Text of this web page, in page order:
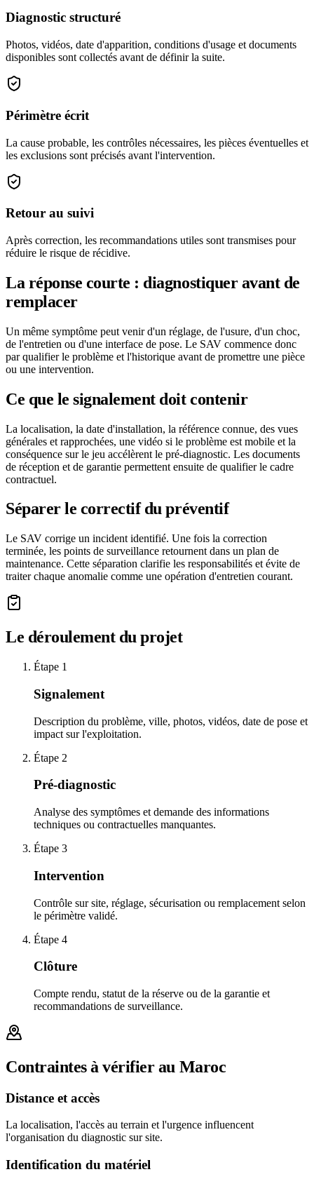
Diagnostic structuré
Photos, vidéos, date d'apparition, conditions d'usage et documents
disponibles sont collectés avant de définir la suite.
Périmètre écrit
La cause probable, les contrôles nécessaires, les pièces éventuelles et
les exclusions sont précisés avant l'intervention.
Retour au suivi
Après correction, les recommandations utiles sont transmises pour
réduire le risque de récidive.
La réponse courte : diagnostiquer avant de
remplacer
Un même symptôme peut venir d'un réglage, de l'usure, d'un choc,
de l'entretien ou d'une interface de pose. Le SAV commence donc
par qualifier le problème et l'historique avant de promettre une pièce
ou une intervention.
Ce que le signalement doit contenir
La localisation, la date d'installation, la référence connue, des vues
générales et rapprochées, une vidéo si le problème est mobile et la
conséquence sur le jeu accélèrent le pré-diagnostic. Les documents
de réception et de garantie permettent ensuite de qualifier le cadre
contractuel.
Séparer le correctif du préventif
Le SAV corrige un incident identifié. Une fois la correction
terminée, les points de surveillance retournent dans un plan de
maintenance. Cette séparation clarifie les responsabilités et évite de
traiter chaque anomalie comme une opération d'entretien courant.
Le déroulement du projet
Étape 1
Signalement
Description du problème, ville, photos, vidéos, date de pose et
impact sur l'exploitation.
Étape 2
Pré-diagnostic
Analyse des symptômes et demande des informations
techniques ou contractuelles manquantes.
Étape 3
Intervention
Contrôle sur site, réglage, sécurisation ou remplacement selon
le périmètre validé.
Étape 4
Clôture
Compte rendu, statut de la réserve ou de la garantie et
recommandations de surveillance.
Contraintes à vérifier au Maroc
Distance et accès
La localisation, l'accès au terrain et l'urgence influencent
l'organisation du diagnostic sur site.
Identification du matériel